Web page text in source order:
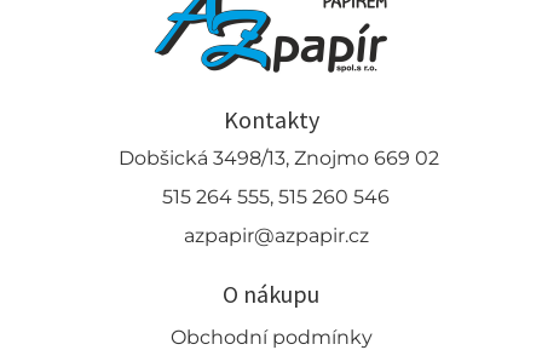
Kontakty
Dobšická 3498/13, Znojmo 669 02
515 264 555, 515 260 546
azpapir@azpapir.cz
O nákupu
Obchodní podmínky